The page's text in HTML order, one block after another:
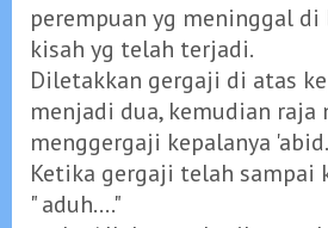
perempuan yg meninggal
kisah yg telah terjadi.
Diletakkan gergaji di atas
menjadi dua, kemudian
menggergaji kepalanya 'abid.
Ketika gergaji telah sampai
" aduh...."